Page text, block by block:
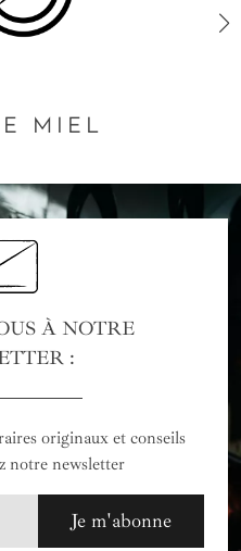
MIEL
À NOTRE
:
originaux et conseils
notre newsletter
Je m'abonne